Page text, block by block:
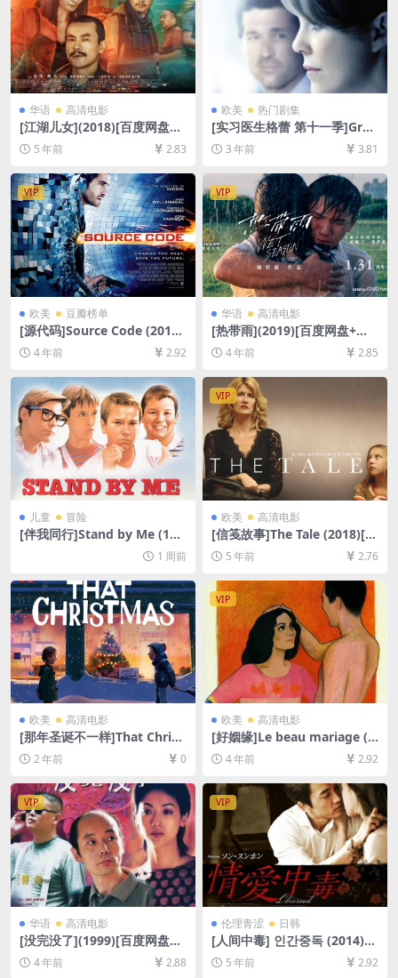
华语 高清电影
[江湖儿女](2018)[百度网盘
+夸克网盘+迅雷云盘资源1080
P超清未删减][MP4/6.7GB][中
文字幕]
5 年前 2.83
欧美 热门剧集
[实习医生格蕾 第十一季]Gre
y’s Anatomy Season 11 (20
14)[百度网盘+夸克网盘1080P
超清未删减资源][网盘在线播
放/下载][MP4/70GB][奈飞官
方中字]
3 年前 3.81
VIP
欧美 豆瓣榜单
[源代码]Source Code (2011)
[百度网盘+迅雷云盘资源1080
P超清未删减][MP4/6GB][中
英字幕]
4 年前 2.92
VIP
华语 高清电影
[热带雨](2019)[百度网盘+迅
雷云盘资源1080P超清未删减]
[MP4/6.5GB][中文字幕]
4 年前 2.85
儿童 冒险
[伴我同行]Stand by Me (198
6)[百度网盘+夸克网盘1080P
超清未删减资源][网盘在线播
幕]
1 周前
VIP
欧美 高清电影
[信笺故事]The Tale (2018)[百
度网盘+迅雷云盘资源1080P
超清未删减][MP4/7.5GB][中
5 年前 2.76
欧美 高清电影
[那年圣诞不一样]That Christ
mas (2024)[百度网盘+夸克网
盘1080P超清未删减资源][网
盘在线播放/下载][MP4/3.5G
B][官方中字]
2 年前 0
VIP
欧美 高清电影
[好姻缘]Le beau mariage (1
982)[百度网盘+迅雷云盘资源
1080P超清未删减][MP4/6G
B][中文字幕]
4 年前 2.92
VIP
华语 高清电影
[没完没了](1999)[百度网盘
+迅雷云盘资源1080P超清][M
P4/5.7GB][中文字幕]
4 年前 2.88
VIP
伦理青涩 日韩
[人间中毒] 인간중독 (2014)
[百度网盘+迅雷云盘资源1080
P超清未删减][MP4/6.9GB][韩
5 年前 2.92